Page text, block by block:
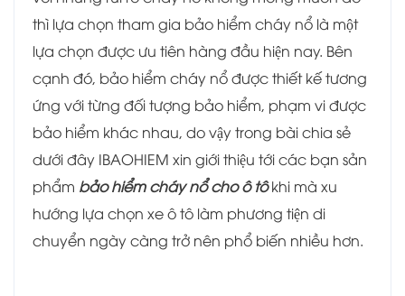
thì lựa chọn tham gia bảo hiểm cháy nổ là một
lựa chọn được ưu tiên hàng đầu hiện nay. Bên
cạnh đó, bảo hiểm cháy nổ được thiết kế tương
ứng với từng đối tượng bảo hiểm, phạm vi được
bảo hiểm khác nhau, do vậy trong bài chia sẻ
dưới đây IBAOHIEM xin giới thiệu tới các bạn sản
phẩm bảo hiểm cháy nổ cho ô tôkhi mà xu
hướng lựa chọn xe ô tô làm phương tiện di
chuyển ngày càng trở nên phổ biến nhiều hơn.